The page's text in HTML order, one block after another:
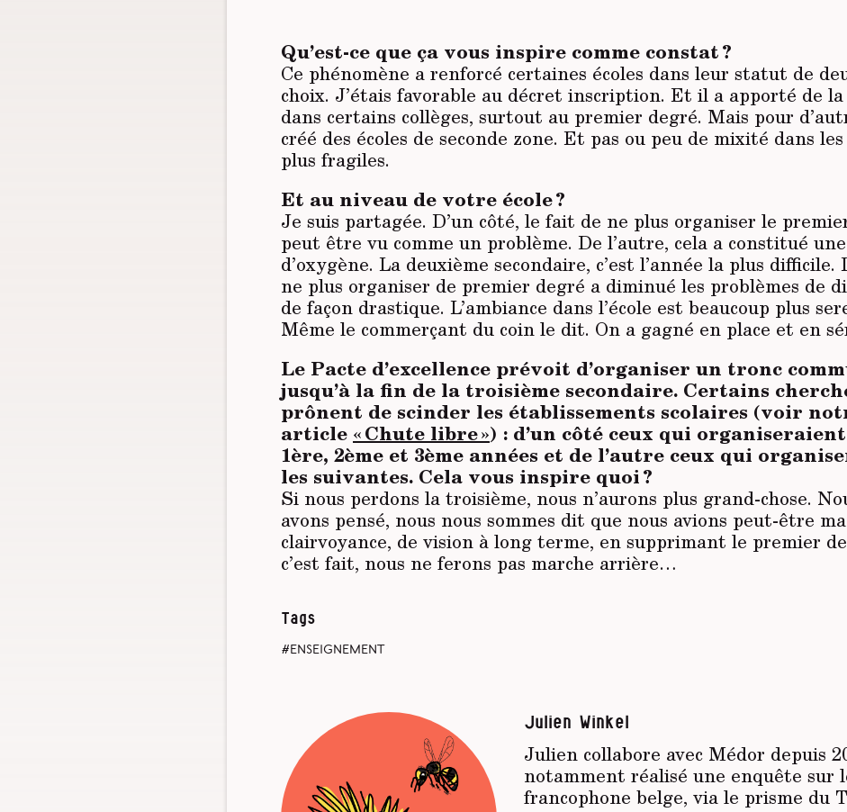
Qu’est-ce que ça vous inspire comme constat ?
Ce phénomène a renforcé certaines écoles dans leur statut de
choix. J’étais favorable au décret inscription. Et il a apporté de
dans certains collèges, surtout au premier degré. Mais pour
créé des écoles de seconde zone. Et pas ou peu de mixité dans les
plus fragiles.
Et au niveau de votre école ?
Je suis partagée. D’un côté, le fait de ne plus organiser le
peut être vu comme un problème. De l’autre, cela a constitué
d’oxygène. La deuxième secondaire, c’est l’année la plus
ne plus organiser de premier degré a diminué les problèmes de
de façon drastique. L’ambiance dans l’école est beaucoup plus
Même le commerçant du coin le dit. On a gagné en place et en
Le Pacte d’excellence prévoit d’organiser un tronc
jusqu’à la fin de la troisième secondaire. Certains
prônent de scinder les établissements scolaires (voir
article « Chute libre ») : d’un côté ceux qui
1ère, 2ème et 3ème années et de l’autre ceux qui
les suivantes. Cela vous inspire quoi ?
Si nous perdons la troisième, nous n’aurons plus grand-chose.
avons pensé, nous nous sommes dit que nous avions peut-être
clairvoyance, de vision à long terme, en supprimant le premier
c’est fait, nous ne ferons pas marche arrière…
Tags
enseignement
Julien Winkel
Julien collabore avec Médor depuis
notamment réalisé une enquête sur
francophone belge, via le prisme du